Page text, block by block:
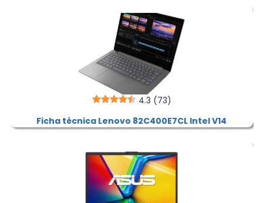
4.3 (73)
Ficha técnica Lenovo 82C400E7CL Intel V14